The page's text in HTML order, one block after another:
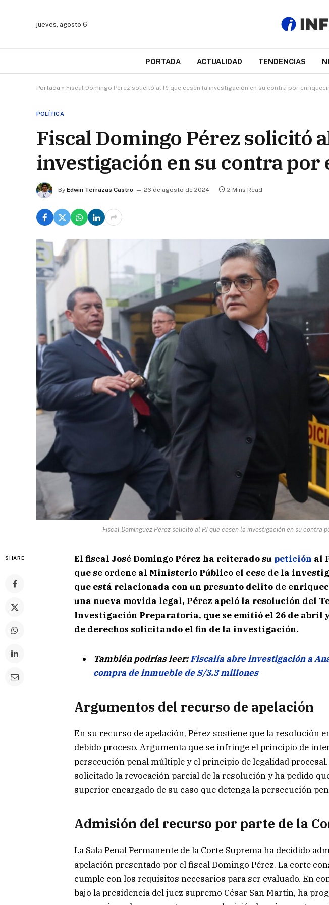
jueves, agosto 6
PORTADA ACTUALIDAD TENDENCIAS
Portada » Fiscal Domingo Pérez solicitó al PJ que cesen la investigación en su contra por
POLÍTICA
Fiscal Domingo Pérez solicitó
investigación en su contra
By Edwin Terrazas Castro 26 de agosto de 2024 2 Mins Read
Fiscal Domínguez Pérez solicitó al PJ que cesen la investigación en su contra
SHARE El fiscal José Domingo Pérez ha reiterado su petición al
que se ordene al Ministerio Público el cese de la
que está relacionada con un presunto delito de
una nueva movida legal, Pérez apeló la resolución del
Investigación Preparatoria, que se emitió el 26 de abril
de derechos solicitando el fin de la investigación.
También podrías leer:Fiscalía abre investigación a
compra de inmueble de S/3.3 millones
Argumentos del recurso de apelación
En su recurso de apelación, Pérez sostiene que la resolución
debido proceso. Argumenta que se infringe el principio de
persecución penal múltiple y el principio de legalidad
solicitado la revocación parcial de la resolución y ha pedido
superior encargado de su caso que detenga la persecución
Admisión del recurso por parte de la
La Sala Penal Permanente de la Corte Suprema ha decidido
apelación presentado por el fiscal Domingo Pérez. La corte
cumple con los requisitos necesarios para ser evaluado. En
bajo la presidencia del juez supremo César San Martín, ha